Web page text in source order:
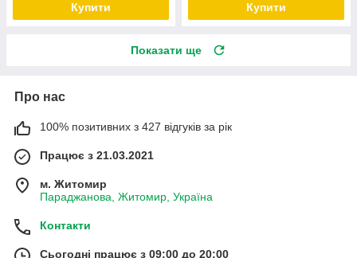
Купити Купити
Показати ще
Про нас
100% позитивних з 427 відгуків за рік
Працює з 21.03.2021
м. Житомир
Параджанова, Житомир, Україна
Контакти
Сьогодні працює з 09:00 до 20:00